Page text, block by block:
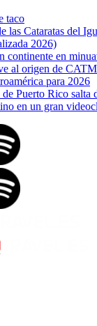
taco
las Cataratas del
2026)
continente en
al origen de
para 2026
Puerto Rico salta
en un gran